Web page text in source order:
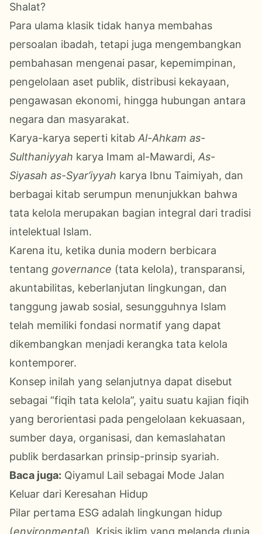
Shalat?
Para ulama klasik tidak hanya membahas
persoalan ibadah, tetapi juga mengembangkan
pembahasan mengenai pasar, kepemimpinan,
pengelolaan aset publik, distribusi kekayaan,
pengawasan ekonomi, hingga hubungan antara
negara dan masyarakat.
Karya-karya seperti kitab Al-Ahkam as-
Sulthaniyyah karya Imam al-Mawardi, As-
Siyasah as-Syar’iyyah karya Ibnu Taimiyah, dan
berbagai kitab serumpun menunjukkan bahwa
tata kelola merupakan bagian integral dari tradisi
intelektual Islam.
Karena itu, ketika dunia modern berbicara
tentang governance (tata kelola), transparansi,
akuntabilitas, keberlanjutan lingkungan, dan
tanggung jawab sosial, sesungguhnya Islam
telah memiliki fondasi normatif yang dapat
dikembangkan menjadi kerangka tata kelola
kontemporer.
Konsep inilah yang selanjutnya dapat disebut
sebagai “fiqih tata kelola”, yaitu suatu kajian fiqih
yang berorientasi pada pengelolaan kekuasaan,
sumber daya, organisasi, dan kemaslahatan
publik berdasarkan prinsip-prinsip syariah.
Baca juga: Qiyamul Lail sebagai Mode Jalan
Keluar dari Keresahan Hidup
Pilar pertama ESG adalah lingkungan hidup